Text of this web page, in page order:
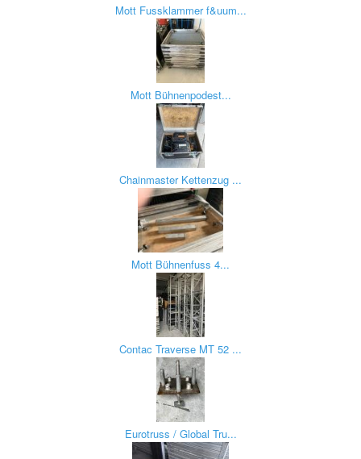
Mott Fussklammer f&uum...
Mott Bühnenpodest...
Chainmaster Kettenzug ...
Mott Bühnenfuss 4...
Contac Traverse MT 52 ...
Eurotruss / Global Tru...